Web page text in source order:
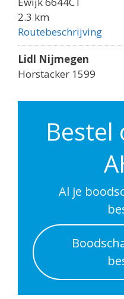
2.3 km
Routebeschrijving
Lidl Nijmegen
Horstacker 1599
3.3 km
Coop Nijmegen
Symfoniestraat 178
Nijmegen 6544TN
4.5 km
Routebeschrijving
Bestel
Al je